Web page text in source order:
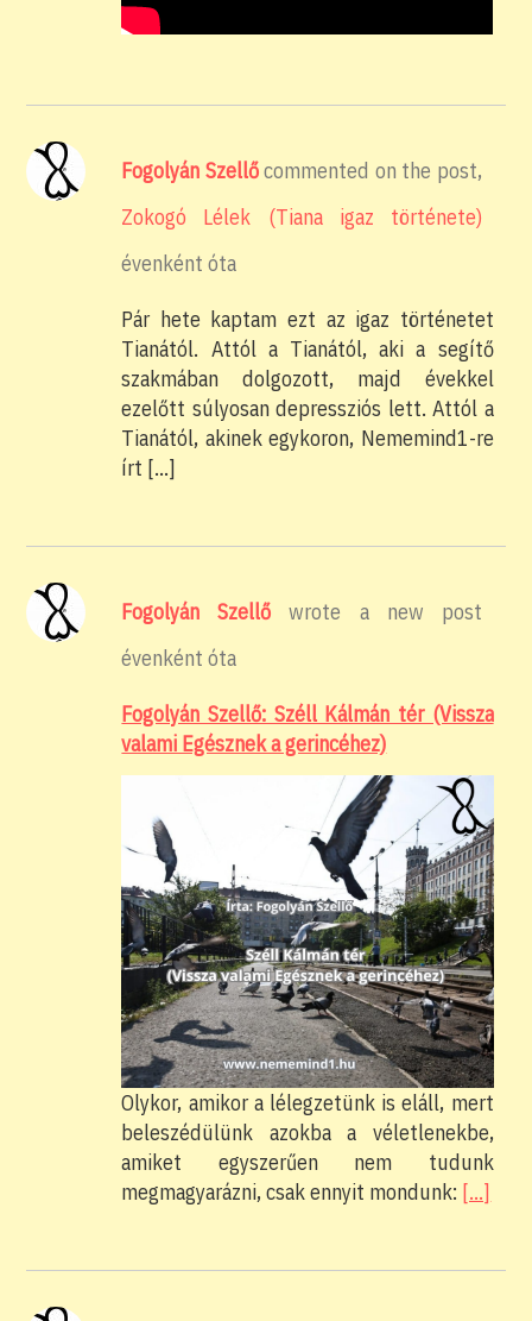
Fogolyán Szellőcommented on the post,
Zokogó Lélek (Tiana igaz története)
évenként óta
Pár hete kaptam ezt az igaz történetet
Tianától. Attól a Tianától, aki a segítő
szakmában dolgozott, majd évekkel
ezelőtt súlyosan depressziós lett. Attól a
Tianától, akinek egykoron, Nememind1-re
írt […]
Fogolyán Szellő wrote a new post
évenként óta
Fogolyán Szellő: Széll Kálmán tér (Vissza
valami Egésznek a gerincéhez)
Olykor, amikor a lélegzetünk is eláll, mert
beleszédülünk azokba a véletlenekbe,
amiket egyszerűen nem tudunk
megmagyarázni, csak ennyit mondunk: […]